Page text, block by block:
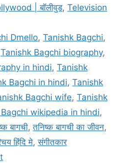
| बॉलीवुड,Television
Dmello,Tanishk Bagchi,
Tanishk Bagchi biography,
in hindi, Tanishk
Bagchi in hindi, Tanishk
Bagchi wife, Tanishk
wikipedia in hindi,
बागची,तनिष्क बागची का जीवन,
हिंदि मे,संगीतकार